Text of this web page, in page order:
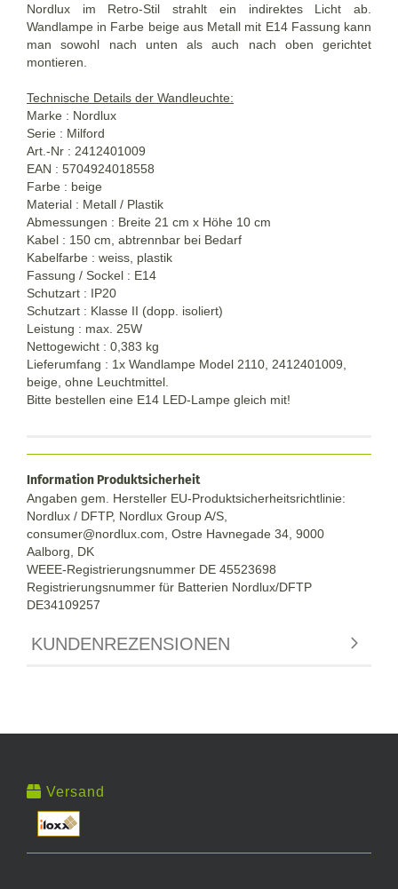
Nordlux im Retro-Stil strahlt ein indirektes Licht ab.
Wandlampe in Farbe beige aus Metall mit E14 Fassung kann
man sowohl nach unten als auch nach oben gerichtet
montieren.
Technische Details der Wandleuchte:
Marke : Nordlux
Serie : Milford
Art.-Nr : 2412401009
EAN : 5704924018558
Farbe : beige
Material : Metall / Plastik
Abmessungen : Breite 21 cm x Höhe 10 cm
Kabel : 150 cm, abtrennbar bei Bedarf
Kabelfarbe : weiss, plastik
Fassung / Sockel : E14
Schutzart : IP20
Schutzart : Klasse II (dopp. isoliert)
Leistung : max. 25W
Nettogewicht : 0,383 kg
Lieferumfang : 1x Wandlampe Model 2110, 2412401009,
beige, ohne Leuchtmittel.
Bitte bestellen eine E14 LED-Lampe gleich mit!
Information Produktsicherheit
Angaben gem. Hersteller EU-Produktsicherheitsrichtlinie:
Nordlux / DFTP, Nordlux Group A/S,
consumer@nordlux.com, Ostre Havnegade 34, 9000
Aalborg, DK
WEEE-Registrierungsnummer DE 45523698
Registrierungsnummer für Batterien Nordlux/DFTP
DE34109257
KUNDENREZENSIONEN
Versand